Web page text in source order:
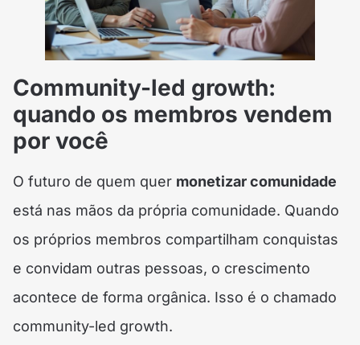
Community-led growth:
quando os membros vendem
por você
O futuro de quem quer monetizar comunidade
está nas mãos da própria comunidade. Quando
os próprios membros compartilham conquistas
e convidam outras pessoas, o crescimento
acontece de forma orgânica. Isso é o chamado
community-led growth.